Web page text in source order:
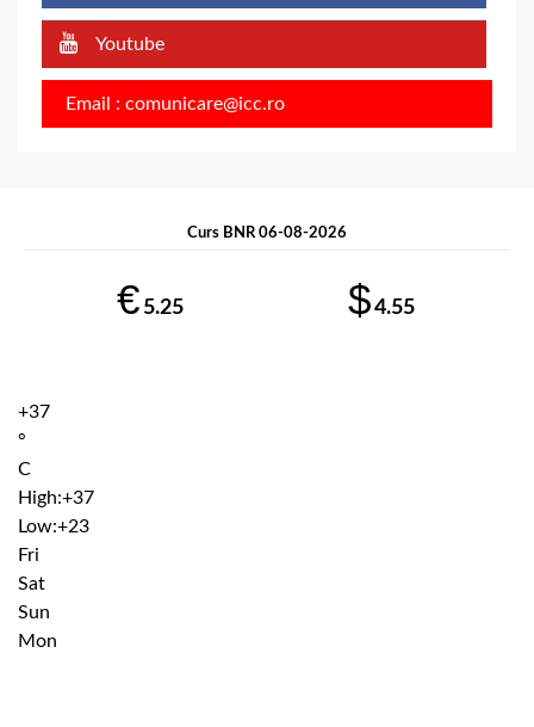
Youtube
Email : comunicare@icc.ro
Curs BNR 06-08-2026
€ 5.25 $4.55
+37
°
C
High:+37
Low:+23
Fri
Sat
Sun
Mon